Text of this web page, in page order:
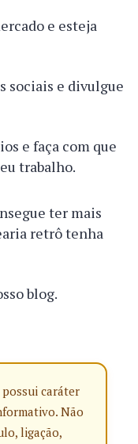
e esteja
sociais e divulgue
e faça com que
trabalho.
ter mais
retrô tenha
blog.
caráter
Não
ligação,